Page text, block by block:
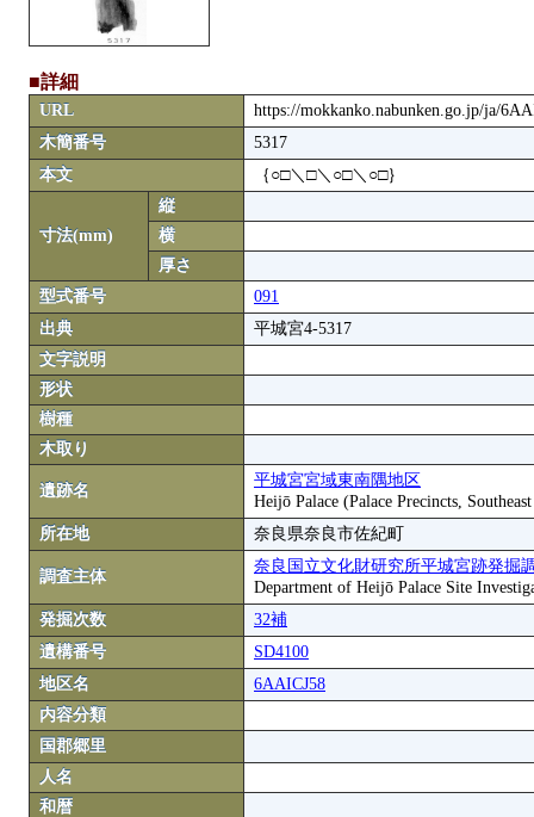
■詳細
URL
https://mokkanko.nabunken.go.jp/ja/
木簡番号
5317
本文
｛○□＼□＼○□＼○□｝
寸法(mm)
縦
横
厚さ
型式番号
091
出典
平城宮4-5317
文字説明
形状
樹種
木取り
遺跡名
平城宮宮域東南隅地区
Heijō Palace (Palace Precincts,
所在地
奈良県奈良市佐紀町
調査主体
奈良国立文化財研究所平城宮跡発掘
Department of Heijō Palace Site
発掘次数
32補
遺構番号
SD4100
地区名
6AAICJ58
内容分類
国郡郷里
人名
和暦